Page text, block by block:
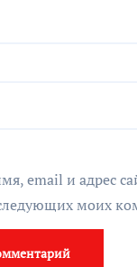
email и адрес
моих